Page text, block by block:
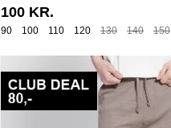
90 100 110 120 130 140 150
100 KR.